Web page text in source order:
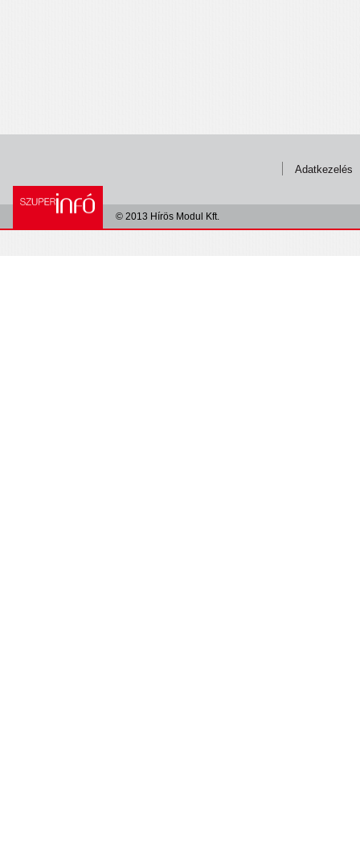
Adatkezelés
© 2013 Hírös Modul Kft.